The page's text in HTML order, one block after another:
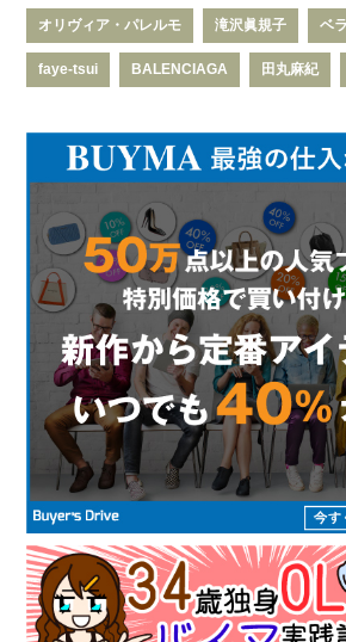
オリヴィア・パレルモ 滝沢眞規子 ベ
faye-tsui BALENCIAGA 田丸麻紀